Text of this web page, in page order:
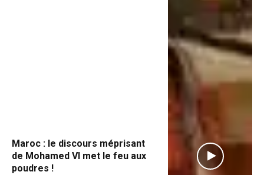
Maroc : le discours méprisant
de Mohamed VI met le feu aux
poudres !